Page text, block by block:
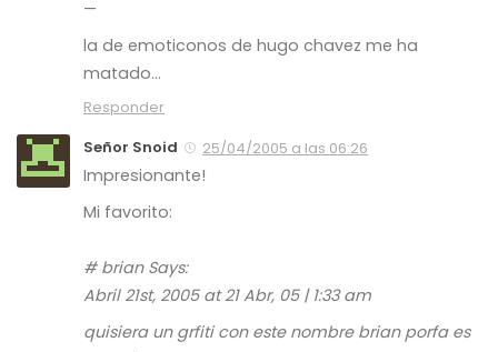
—
la de emoticonos de hugo chavez me ha
matado…
Responder
Señor Snoid
25/04/2005 a las 06:26
Impresionante!
Mi favorito:
# brian Says:
Abril 21st, 2005 at 21 Abr, 05 | 1:33 am
quisiera un grfiti con este nombre brian porfa es